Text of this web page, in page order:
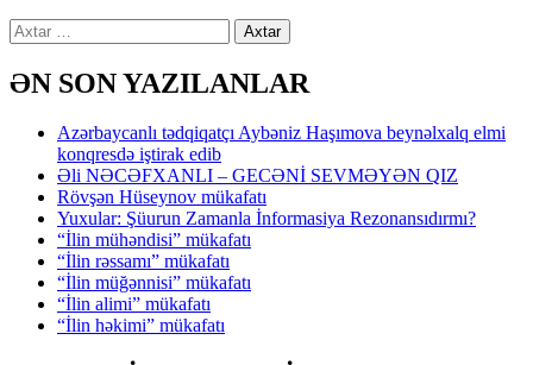
Axtarış:
ƏN SON YAZILANLAR
Azərbaycanlı tədqiqatçı Aybəniz Haşımova beynəlxalq elmi
konqresdə iştirak edib
Əli NƏCƏFXANLI – GECƏNİ SEVMƏYƏN QIZ
Rövşən Hüseynov mükafatı
Yuxular: Şüurun Zamanla İnformasiya Rezonansıdırmı?
“İlin mühəndisi” mükafatı
“İlin rəssamı” mükafatı
“İlin müğənnisi” mükafatı
“İlin alimi” mükafatı
“İlin həkimi” mükafatı